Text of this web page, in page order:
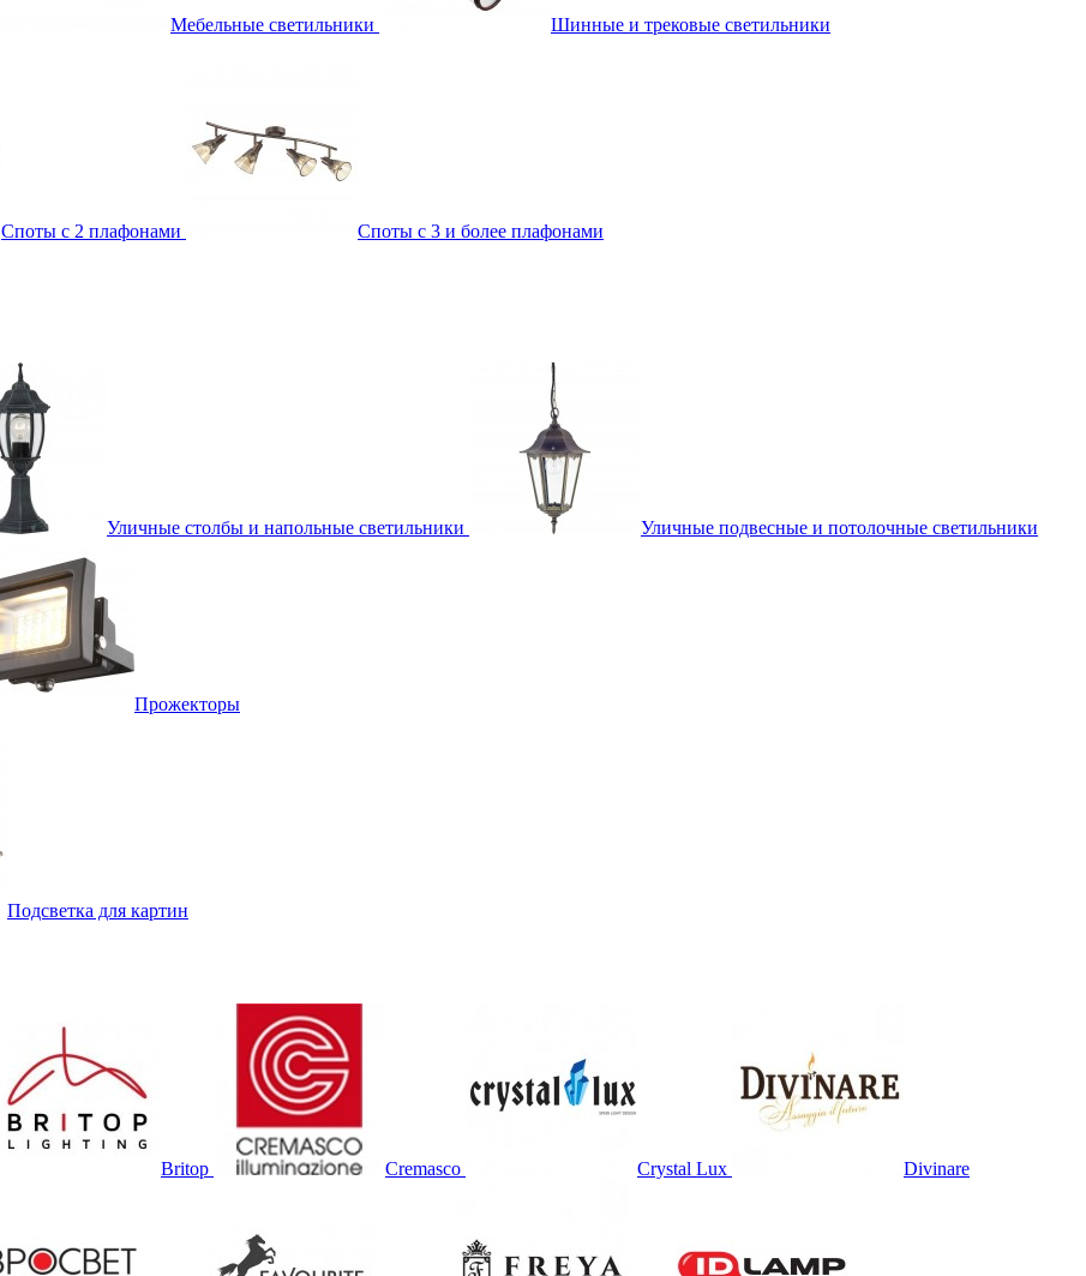
Мебельные светильники
Шинные и трековые светильники
Споты с 2 плафонами
Споты с 3 и более плафонами
Уличные столбы и напольные светильники Уличные подвесные и потолочные светильники
Прожекторы
Подсветка для картин
Britop Cremasco Crystal Lux Divinare